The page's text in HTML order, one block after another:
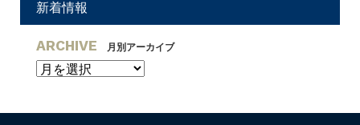
新着情報
ARCHIVE 月別アーカイブ